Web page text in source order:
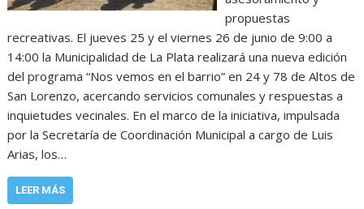
propuestas
recreativas. El jueves 25 y el viernes 26 de junio de 9:00 a
14:00 la Municipalidad de La Plata realizará una nueva edición
del programa “Nos vemos en el barrio” en 24 y 78 de Altos de
San Lorenzo, acercando servicios comunales y respuestas a
inquietudes vecinales. En el marco de la iniciativa, impulsada
por la Secretaría de Coordinación Municipal a cargo de Luis
Arias, los…
LEER MÁS